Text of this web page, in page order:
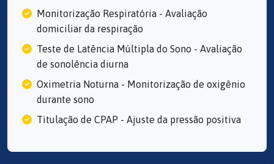
Monitorização Respiratória - Avaliação
domiciliar da respiração
Teste de Latência Múltipla do Sono - Avaliação
de sonolência diurna
Oximetria Noturna - Monitorização de oxigênio
durante sono
Titulação de CPAP - Ajuste da pressão positiva